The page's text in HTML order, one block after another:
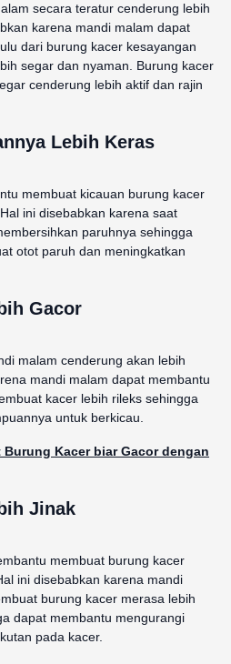
secara teratur cenderung lebih
karena mandi malam dapat
dari burung kacer kesayangan
segar dan nyaman. Burung kacer
cenderung lebih aktif dan rajin
Lebih Keras
membuat kicauan burung kacer
ini disebabkan karena saat
paruhnya sehingga
otot paruh dan meningkatkan
Gacor
malam cenderung akan lebih
mandi malam dapat membantu
kacer lebih rileks sehingga
untuk berkicau.
Burung Kacer biar Gacor dengan
Jinak
membuat burung kacer
ini disebabkan karena mandi
burung kacer merasa lebih
dapat membantu mengurangi
pada kacer.